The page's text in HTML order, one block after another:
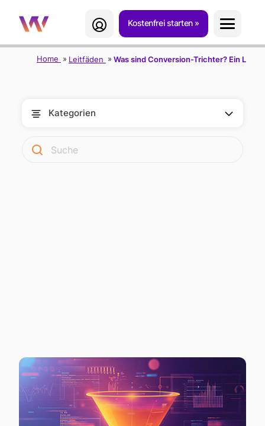
Kostenfrei starten
Home Leitfäden Was sind Conversion-Trichter? Ein
Kategorien